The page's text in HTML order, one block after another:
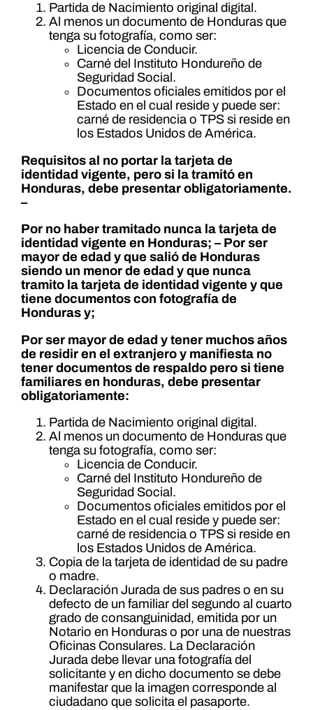
Partida de Nacimiento original digital.
Al menos un documento de Honduras que
tenga su fotografía, como ser:
Licencia de Conducir.
Carné del Instituto Hondureño de
Seguridad Social.
Documentos oficiales emitidos por el
Estado en el cual reside y puede ser:
carné de residencia o TPS si reside en
los Estados Unidos de América.
Requisitos al no portar la tarjeta de
identidad vigente, pero si la tramitó en
Honduras, debe presentar obligatoriamente.
–
Por no haber tramitado nunca la tarjeta de
identidad vigente en Honduras; – Por ser
mayor de edad y que salió de Honduras
siendo un menor de edad y que nunca
tramito la tarjeta de identidad vigente y que
tiene documentos con fotografía de
Honduras y;
Por ser mayor de edad y tener muchos años
de residir en el extranjero y manifiesta no
tener documentos de respaldo pero si tiene
familiares en honduras, debe presentar
obligatoriamente:
Partida de Nacimiento original digital.
Al menos un documento de Honduras que
tenga su fotografía, como ser:
Licencia de Conducir.
Carné del Instituto Hondureño de
Seguridad Social.
Documentos oficiales emitidos por el
Estado en el cual reside y puede ser:
carné de residencia o TPS si reside en
los Estados Unidos de América.
Copia de la tarjeta de identidad de su padre
o madre.
Declaración Jurada de sus padres o en su
defecto de un familiar del segundo al cuarto
grado de consanguinidad, emitida por un
Notario en Honduras o por una de nuestras
Oficinas Consulares. La Declaración
Jurada debe llevar una fotografía del
solicitante y en dicho documento se debe
manifestar que la imagen corresponde al
ciudadano que solicita el pasaporte.